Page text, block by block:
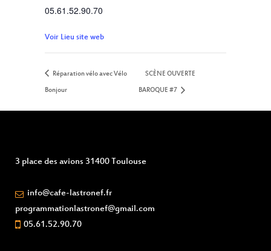
05.61.52.90.70
Voir Lieu site web
Réparation vélo avec Vélo
Bonjour
SCÈNE OUVERTE
BAROQUE #7
3 place des avions 31400 Toulouse
info@cafe-lastronef.fr
programmationlastronef@gmail.com
05.61.52.90.70